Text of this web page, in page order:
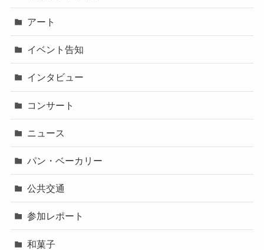
アート
イベント告知
インタビュー
コンサート
ニュース
パン・ベーカリー
公共交通
参加レポート
和菓子